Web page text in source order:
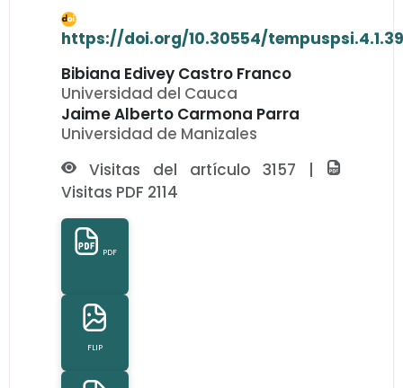
https://doi.org/10.30554/
Bibiana Edivey Castro Franco
Universidad del Cauca
Jaime Alberto Carmona Parra
Universidad de Manizales
Visitas del artículo 3157 |
Visitas PDF 2114
PDF
FLIP